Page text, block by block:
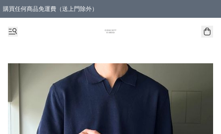
購買任何商品免運費（送上門除外）